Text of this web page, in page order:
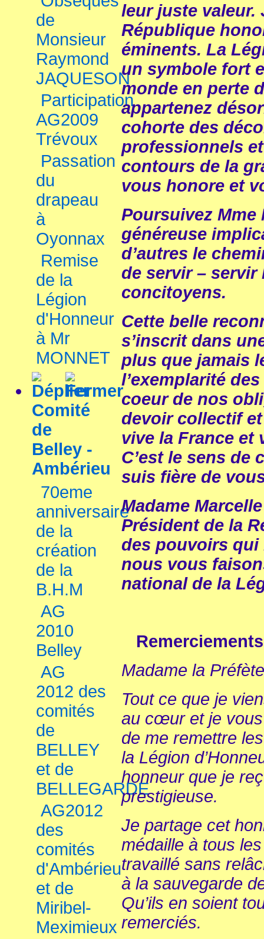
de
Monsieur
Raymond
JAQUESON
Participation
AG2009
Trévoux
Passation
du
drapeau
à
Oyonnax
Remise
de la
Légion
d'Honneur
à Mr
MONNET
Comité
de
Belley -
Ambérieu
70eme
anniversaire
de la
création
de la
B.H.M
AG
2010
Belley
AG
2012 des
comités
de
BELLEY
et de
BELLEGARDE
AG2012
des
comités
d'Ambérieu
et de
Miribel-
Meximieux
leur juste valeur.
République
éminents. La
un symbole fort
monde en perte
appartenez
cohorte des
professionnels
contours de la
vous honore et
Poursuivez Mme
généreuse
d’autres le
de servir – servir
concitoyens.
Cette belle
s’inscrit dans
plus que jamais
l’exemplarité
coeur de nos
devoir collectif
vive la France et
C’est le sens de
suis fière de
Madame
Président de la
des pouvoirs
nous vous
national de la
Madame la
Tout ce que je
au cœur et je vous
de me remettre
la Légion
honneur que je
prestigieuse.
Je partage cet
médaille à tous
travaillé sans
à la sauvegarde
Qu’ils en soient
remerciés.